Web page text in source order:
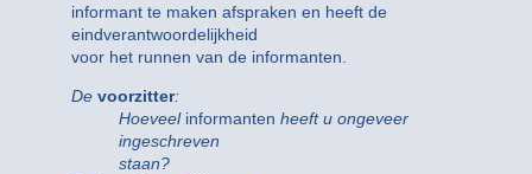
informant te maken afspraken en heeft de
eindverantwoordelijkheid
voor het runnen van de informanten.
De voorzitter:
Hoeveelinformanten heeft u ongeveer
ingeschreven
staan?